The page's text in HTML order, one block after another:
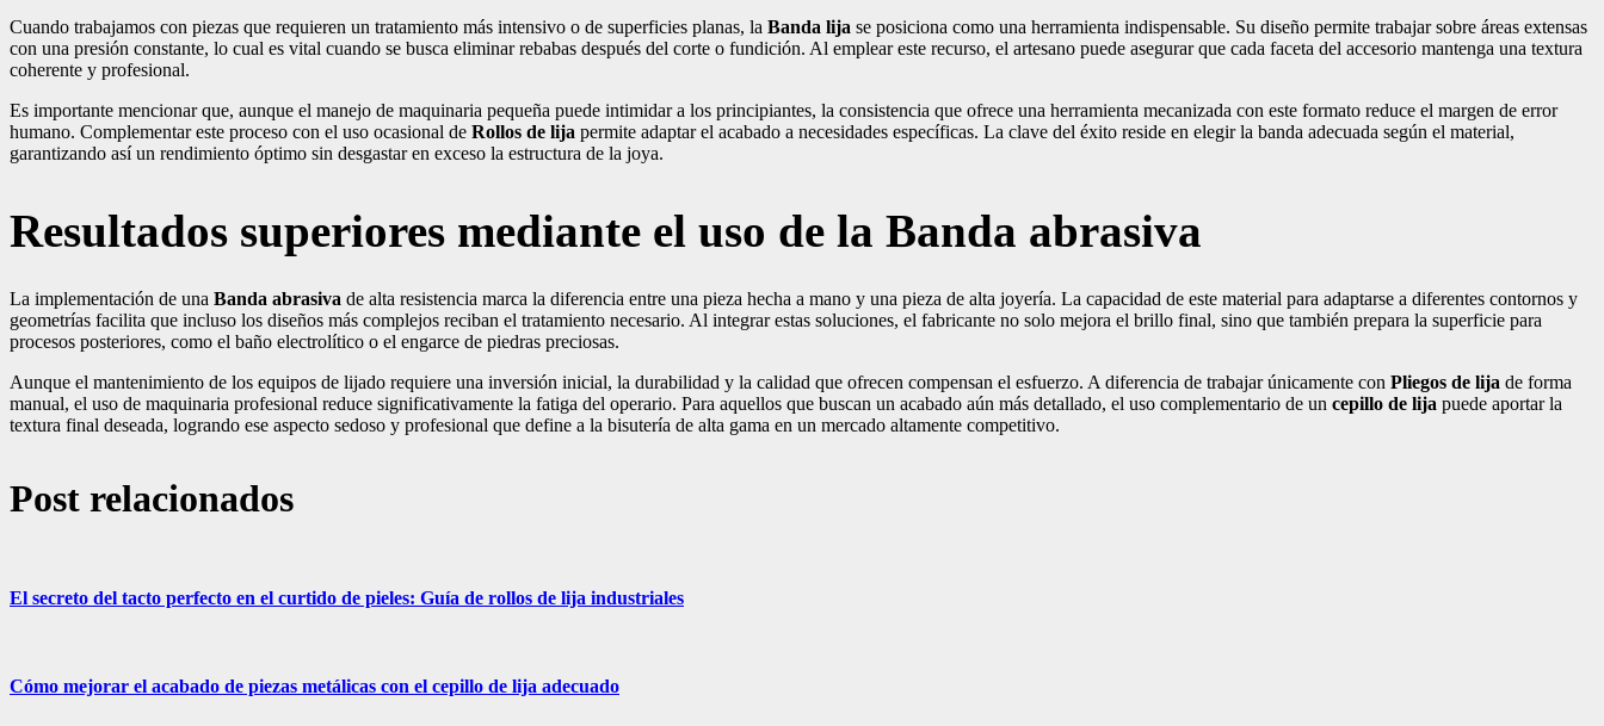
Cuando trabajamos con piezas que requieren un tratamiento más intensivo o de superficies planas, la Banda lija se posiciona como una herramienta indispensable. Su diseño permite trabajar sobre áreas extensas
con una presión constante, lo cual es vital cuando se busca eliminar rebabas después del corte o fundición. Al emplear este recurso, el artesano puede asegurar que cada faceta del accesorio mantenga una textura
coherente y profesional.
Es importante mencionar que, aunque el manejo de maquinaria pequeña puede intimidar a los principiantes, la consistencia que ofrece una herramienta mecanizada con este formato reduce el margen de error
humano. Complementar este proceso con el uso ocasional de Rollos de lija permite adaptar el acabado a necesidades específicas. La clave del éxito reside en elegir la banda adecuada según el material,
garantizando así un rendimiento óptimo sin desgastar en exceso la estructura de la joya.
Resultados superiores mediante el uso de la Banda abrasiva
La implementación de una Banda abrasiva de alta resistencia marca la diferencia entre una pieza hecha a mano y una pieza de alta joyería. La capacidad de este material para adaptarse a diferentes contornos y
geometrías facilita que incluso los diseños más complejos reciban el tratamiento necesario. Al integrar estas soluciones, el fabricante no solo mejora el brillo final, sino que también prepara la superficie para
procesos posteriores, como el baño electrolítico o el engarce de piedras preciosas.
Aunque el mantenimiento de los equipos de lijado requiere una inversión inicial, la durabilidad y la calidad que ofrecen compensan el esfuerzo. A diferencia de trabajar únicamente con Pliegos de lija de forma
manual, el uso de maquinaria profesional reduce significativamente la fatiga del operario. Para aquellos que buscan un acabado aún más detallado, el uso complementario de un cepillo de lija puede aportar la
textura final deseada, logrando ese aspecto sedoso y profesional que define a la bisutería de alta gama en un mercado altamente competitivo.
Post relacionados
El secreto del tacto perfecto en el curtido de pieles: Guía de rollos de lija industriales
Cómo mejorar el acabado de piezas metálicas con el cepillo de lija adecuado